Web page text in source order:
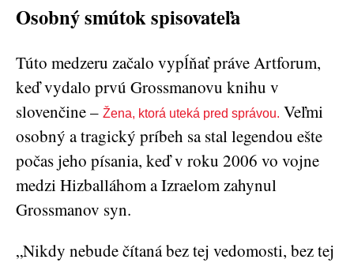
Osobný smútok spisovateľa
Túto medzeru začalo vypĺňať práve Artforum,
keď vydalo prvú Grossmanovu knihu v
slovenčine – Žena, ktorá uteká pred správou. Veľmi
osobný a tragický príbeh sa stal legendou ešte
počas jeho písania, keď v roku 2006 vo vojne
medzi Hizballáhom a Izraelom zahynul
Grossmanov syn.
„Nikdy nebude čítaná bez tej vedomosti, bez tej